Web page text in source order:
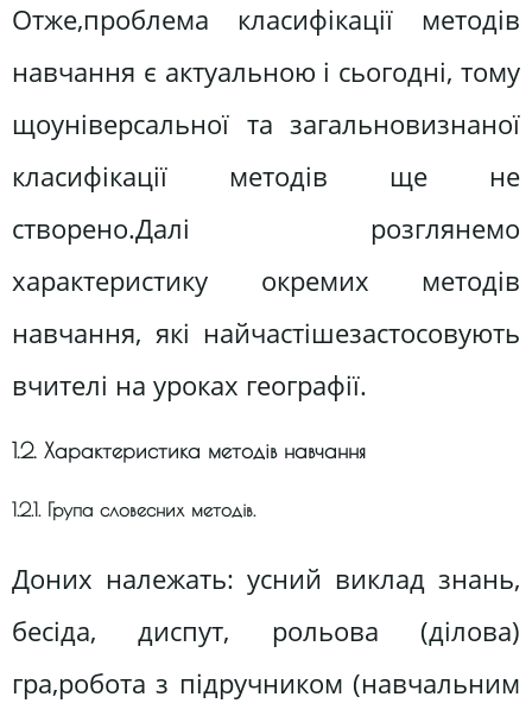
Отже,проблема класифікації методів
навчання є актуальною і сьогодні, тому
щоуніверсальної та загальновизнаної
класифікації методів ще не
створено.Далі розглянемо
характеристику окремих методів
навчання, які найчастішезастосовують
вчителі на уроках географії.
1.2. Характеристика методів навчання
1.2.1. Група словесних методів.
Доних належать: усний виклад знань,
бесіда, диспут, рольова (ділова)
гра,робота з підручником (навчальним